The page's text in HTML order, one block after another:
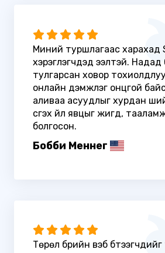
Миний туршлагаас харахад
хэрэглэгчдэд ээлтэй. Надад
тулгарсан ховор
онлайн дэмжлэг онцгой
аливаа асуудлыг хурдан
үүсгэх үйл явцыг жигд,
болгосон.
Бобби Меннег
Төрөл бүрийн вэб